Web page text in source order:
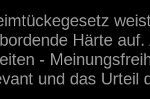
Härte
-
und das Urteil